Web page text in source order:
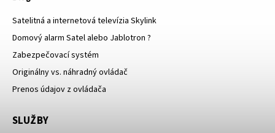
Satelitná a internetová televízia Skylink
Domový alarm Satel alebo Jablotron ?
Zabezpečovací systém
Originálny vs. náhradný ovládač
Prenos údajov z ovládača
SLUŽBY